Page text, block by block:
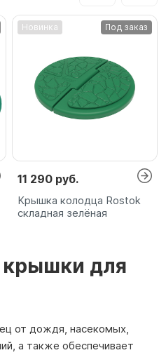
Новинка Под заказ
11 290 руб.
Крышка колодца Rostok
складная зелёная
для
от дождя, насекомых,
а также обеспечивает